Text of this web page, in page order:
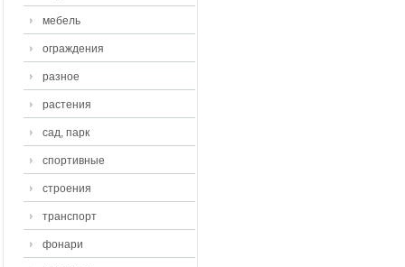
мебель
ограждения
разное
растения
сад, парк
спортивные
строения
транспорт
фонари